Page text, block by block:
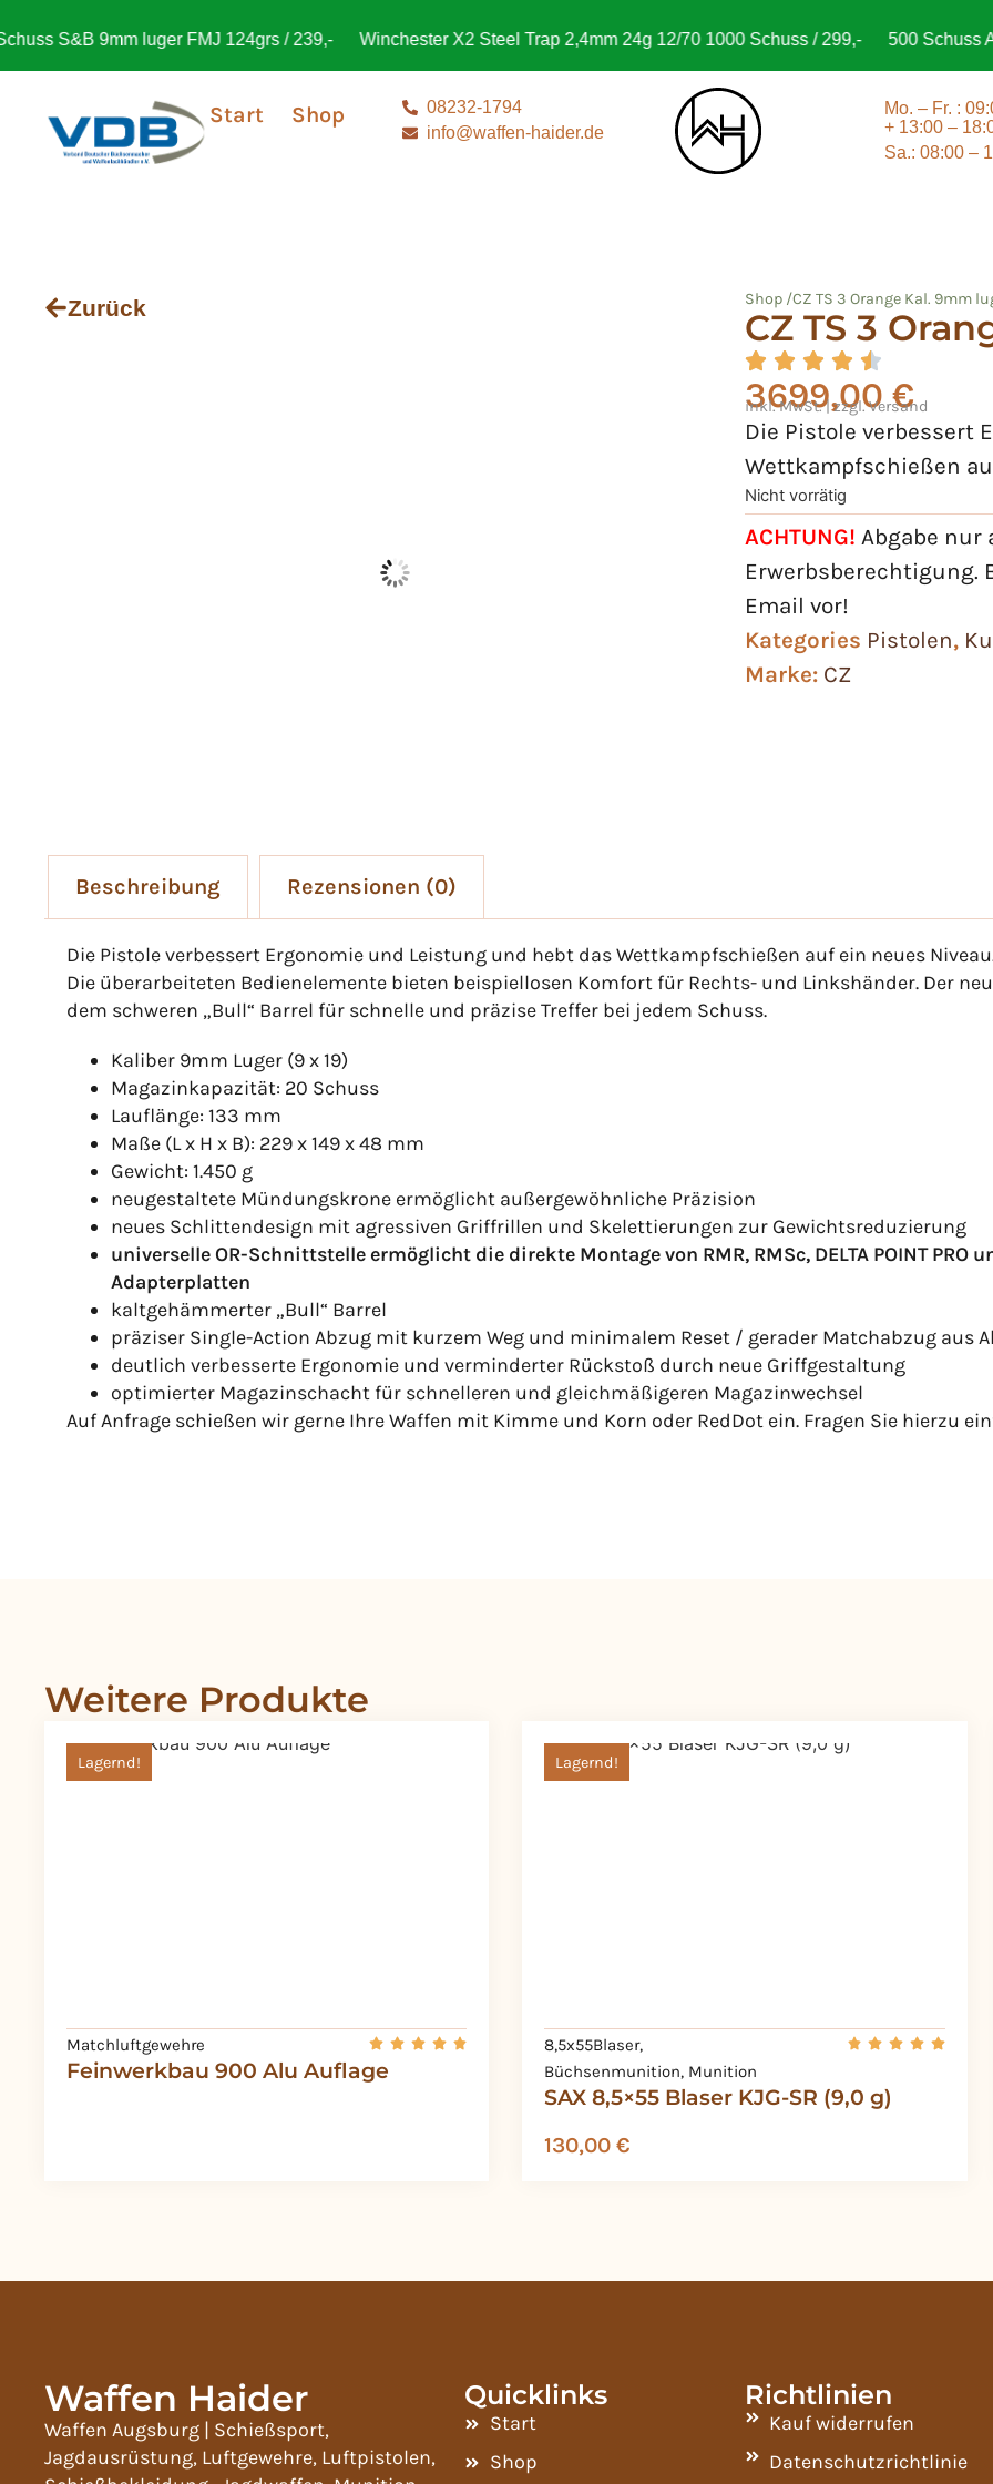
S&B 9mm luger FMJ 124grs / 239,- Winchester X2 Steel Trap 2,4mm 24g 12/70 1000 Schuss / 299,- 500 Schuss
Start Shop
08232-1794
info@waffen-haider.de
Mo. – Fr. :
+ 13:00 –
Sa.: 08:00 –
CZ TS 3
3699,00€
inkl. MwSt. | zzgl. Versand
Die Pistole verbessert
Wettkampfschießen
Nicht vorrätig
Shop /CZ TS 3 Orange Kal. 9mm
ACHTUNG! Abgabe nur
Erwerbsberechtigung.
Email vor!
Kategories Pistolen,
Marke: CZ
Zurück
Beschreibung Rezensionen (0)
Die Pistole verbessert Ergonomie und Leistung und hebt das Wettkampfschießen auf ein neues
Die überarbeiteten Bedienelemente bieten beispiellosen Komfort für Rechts- und Linkshänder. Der
dem schweren „Bull“ Barrel für schnelle und präzise Treffer bei jedem Schuss.
Kaliber 9mm Luger (9 x 19)
Magazinkapazität: 20 Schuss
Lauflänge: 133 mm
Maße (L x H x B): 229 x 149 x 48 mm
Gewicht: 1.450 g
neugestaltete Mündungskrone ermöglicht außergewöhnliche Präzision
neues Schlittendesign mit agressiven Griffrillen und Skelettierungen zur Gewichtsreduzierung
universelle OR-Schnittstelle ermöglicht die direkte Montage von RMR, RMSc, DELTA POINT PRO
Adapterplatten
kaltgehämmerter „Bull“ Barrel
präziser Single-Action Abzug mit kurzem Weg und minimalem Reset / gerader Matchabzug aus
deutlich verbesserte Ergonomie und verminderter Rückstoß durch neue Griffgestaltung
optimierter Magazinschacht für schnelleren und gleich­mäßigeren Magazinwechsel
Auf Anfrage schießen wir gerne Ihre Waffen mit Kimme und Korn oder RedDot ein. Fragen Sie hierzu
Weitere Produkte
Feinwerkbau 900 Alu Auflage
Lagernd!
Matchluftgewehre
SAX 8,5×55 Blaser KJG-SR (9,0 g)
Lagernd!
8,5x55Blaser,
Büchsenmunition, Munition
130,00€
Waffen Haider
Waffen Augsburg | Schießsport,
Jagdausrüstung, Luftgewehre, Luftpistolen,
Quicklinks
Start
Shop
Richtlinien
Kauf widerrufen
Datenschutzrichtlinie